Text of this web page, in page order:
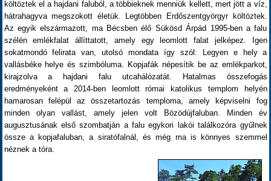
költöztek el a hajdani faluból, a többieknek menniük kellett, mert jött a víz,
hátrahagyva megszokott életük. Legtöbben Erdőszentgyörgyr költöztek.
Az egyik elszármazott, ma Bécsben élő Sükösd Árpád 1995-ben a falu
szélén emlékfalat állíttatott, amely egy leomlott falat jelképez. Igen
sokatmondó felirata van, utolsó mondata így szól: Legyen e hely a
vallásbéke helye és szimbóluma. Kopjafák népesítik be az emlékparkot,
kirajzolva a hajdani falu utcahálózatát. Hatalmas összefogás
eredményeként a 2014-ben leomlott római katolikus templom helyén
hamarosan felépül az összetartozás temploma, amely képviselni fog
minden olyan vallást, amely jelen volt Bözödújfaluban. Minden év
augusztusának első szombatján a falu egykori lakói találkozóra gyűlnek
össze a kopjafaluban, a siratófalnál, és még ma is könnyes szemmel
néznek a tóra.